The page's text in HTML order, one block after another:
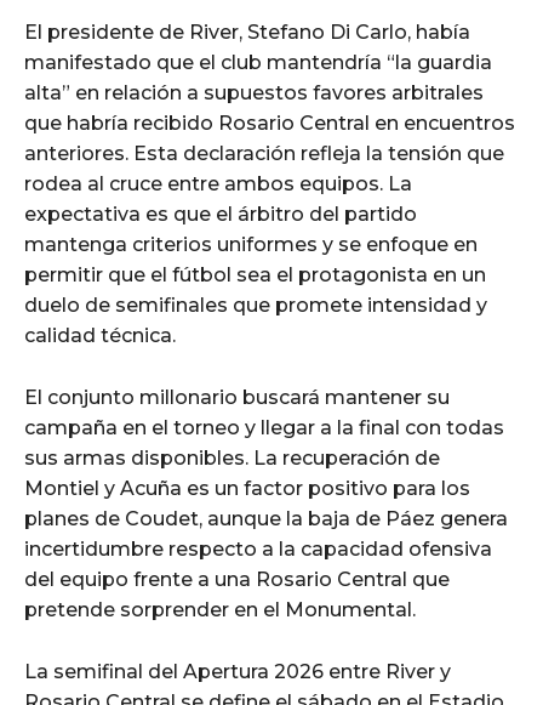
El presidente de River, Stefano Di Carlo, había
manifestado que el club mantendría “la guardia
alta” en relación a supuestos favores arbitrales
que habría recibido Rosario Central en encuentros
anteriores. Esta declaración refleja la tensión que
rodea al cruce entre ambos equipos. La
expectativa es que el árbitro del partido
mantenga criterios uniformes y se enfoque en
permitir que el fútbol sea el protagonista en un
duelo de semifinales que promete intensidad y
calidad técnica.
El conjunto millonario buscará mantener su
campaña en el torneo y llegar a la final con todas
sus armas disponibles. La recuperación de
Montiel y Acuña es un factor positivo para los
planes de Coudet, aunque la baja de Páez genera
incertidumbre respecto a la capacidad ofensiva
del equipo frente a una Rosario Central que
pretende sorprender en el Monumental.
La semifinal del Apertura 2026 entre River y